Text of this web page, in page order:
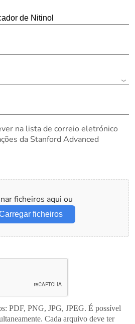
na lista de correio eletrónico
da Stanford Advanced
ficheiros aqui ou
ficheiros
PDF, PNG, JPG, JPEG. É possível
Cada arquivo deve ter